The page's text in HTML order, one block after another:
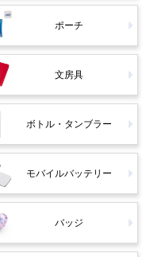
ポーチ
文房具
ボトル・タンブラー
モバイルバッテリー
バッジ